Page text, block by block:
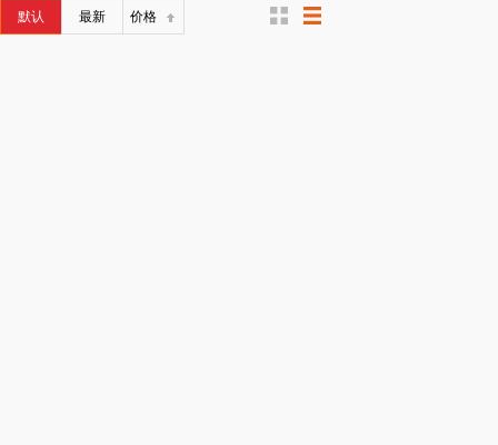
默认 最新 价格